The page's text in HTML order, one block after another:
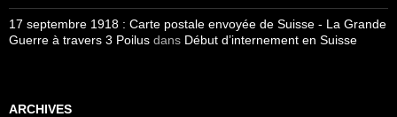
17 septembre 1918 : Carte postale envoyée de Suisse - La Grande
Guerre à travers 3 Poilus dans Début d’internement en Suisse
ARCHIVES